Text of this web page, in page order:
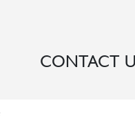
CONTACT